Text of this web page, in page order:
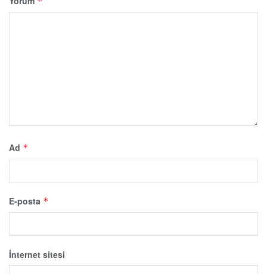
Ad *
E-posta *
İnternet sitesi